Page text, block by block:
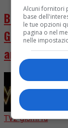
Ballando
Giuria
arrivo
TV2 giorni fa
Alcuni fornitori
base
le tue opzioni
pagina o nel
nelle